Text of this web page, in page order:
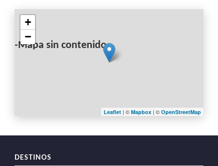
-Mapa sin contenido-
+
−
Leaflet | © Mapbox | © OpenStreetMap
DESTINOS